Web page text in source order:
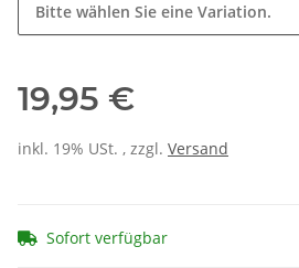
Bitte wählen Sie eine Variation.
19,95 €
inkl. 19% USt. , zzgl. Versand
Sofort verfügbar